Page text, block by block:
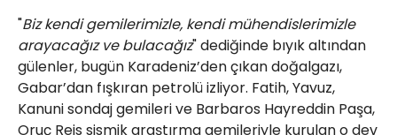
​"Biz kendi gemilerimizle, kendi mühendislerimizle
arayacağız ve bulacağız" dediğinde bıyık altından
gülenler, bugün Karadeniz’den çıkan doğalgazı,
Gabar’dan fışkıran petrolü izliyor. Fatih, Yavuz,
Kanuni sondaj gemileri ve Barbaros Hayreddin Paşa,
Oruç Reis sismik araştırma gemileriyle kurulan o dev